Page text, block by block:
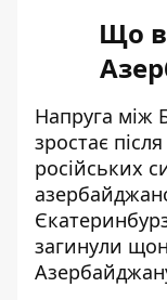
Що
Напруга між
зростає
російських
загинули